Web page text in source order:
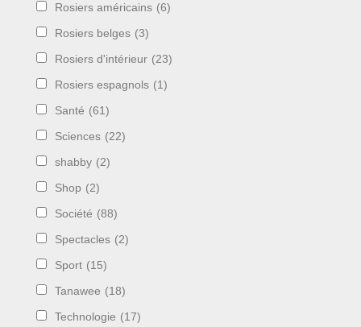
Rosiers américains (6)
Rosiers belges (3)
Rosiers d'intérieur (23)
Rosiers espagnols (1)
Santé (61)
Sciences (22)
shabby (2)
Shop (2)
Société (88)
Spectacles (2)
Sport (15)
Tanawee (18)
Technologie (17)